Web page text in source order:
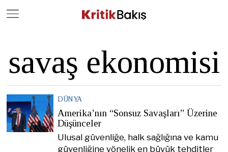
savaş ekonomisi
DÜNYA
Amerika’nın “Sonsuz Savaşları” Üzerine
Düşünceler
Ulusal güvenliğe, halk sağlığına ve kamu
güvenliğine yönelik en büyük tehditler